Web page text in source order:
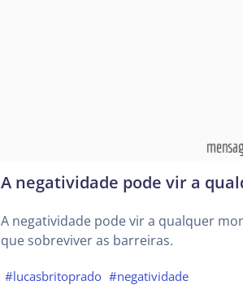
A negatividade pode vir a
A negatividade pode vir a qualquer
que sobreviver as barreiras.
#lucasbritoprado #negatividade